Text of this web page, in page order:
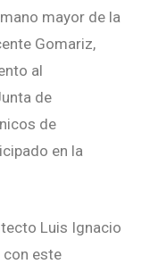
mayor de la
Gomariz,
al
de
de
en la
Luis Ignacio
con este